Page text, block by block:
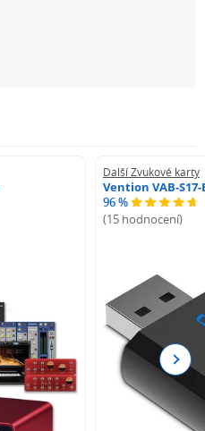
Další Zvukové karty
Vention VAB-S17-
96 %
(15 hodnocení)
Next